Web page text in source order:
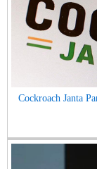
Cockroach Janta